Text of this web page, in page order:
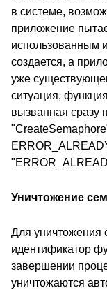
в системе,
приложение
использованным
создается, а
уже
ситуация,
вызванная сразу
Уничтожение
Для уничтожения
идентификатор
завершении
уничтожаются